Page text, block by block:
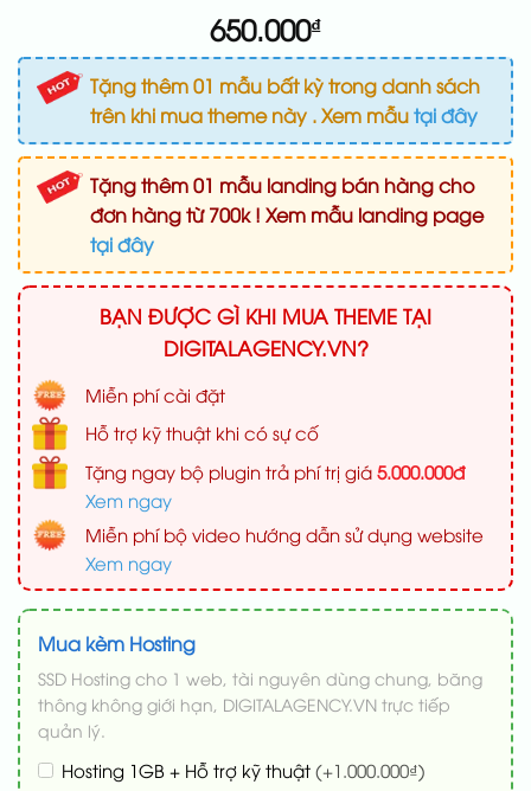
650.000₫
Tặng thêm 01 mẫu bất kỳ trong danh sách
trên khi mua theme này . Xem mẫutại đây
Tặng thêm 01 mẫu landing bán hàng cho
đơn hàng từ 700k ! Xem mẫu landing page
tại đây
BẠN ĐƯỢC GÌ KHI MUA THEME TẠI
DIGITALAGENCY.VN?
Miễn phí cài đặt
Hỗ trợ kỹ thuật khi có sự cố
Tặng ngay bộ plugin trả phí trị giá 5.000.000đ
Xem ngay
Miễn phí bộ video hướng dẫn sử dụng website
Xem ngay
Mua kèm Hosting
SSD Hosting cho 1 web, tài nguyên dùng chung, băng
thông không giới hạn, DIGITALAGENCY.VN trực tiếp
quản lý.
Hosting 1GB + Hỗ trợ kỹ thuật (+1.000.000₫)